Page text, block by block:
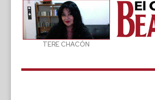
TERE CHACÓN